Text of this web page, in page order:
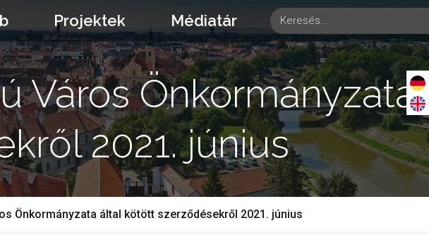
Projektek Médiatár
Város Önkormányzata
2021. június
Önkormányzata által kötött szerződésekről 2021. június